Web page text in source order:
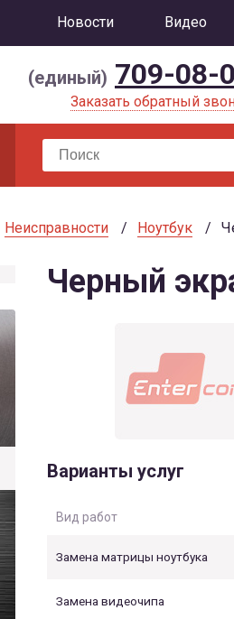
Новости Видео
(единый) 709-08-
Заказать обратный
Неисправности Ноутбук
Черный
Варианты услуг
Вид работ
Замена матрицы ноутбука
Замена видеочипа